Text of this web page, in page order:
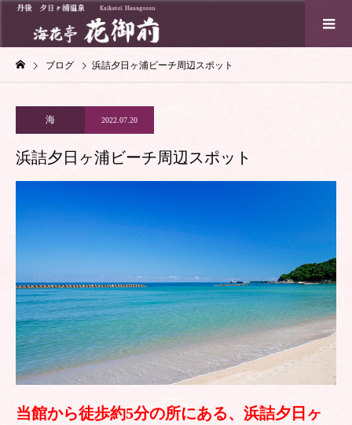
ブログ 浜詰夕日ヶ浦ビーチ周辺スポット
海 2022.07.20
浜詰夕日ヶ浦ビーチ周辺スポット
当館から徒歩約5分の所にある、浜詰夕日ヶ